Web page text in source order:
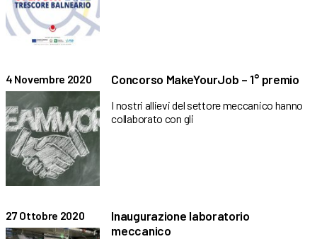
4 Novembre 2020 Concorso MakeYourJob – 1° premio
I nostri allievi del settore meccanico hanno
collaborato con gli
27 Ottobre 2020
Inaugurazione laboratorio
meccanico